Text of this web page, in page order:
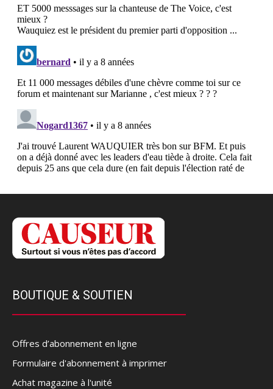
BOUTIQUE & SOUTIEN
Offres d’abonnement en ligne
Formulaire d'abonnement à imprimer
Achat magazine à l'unité